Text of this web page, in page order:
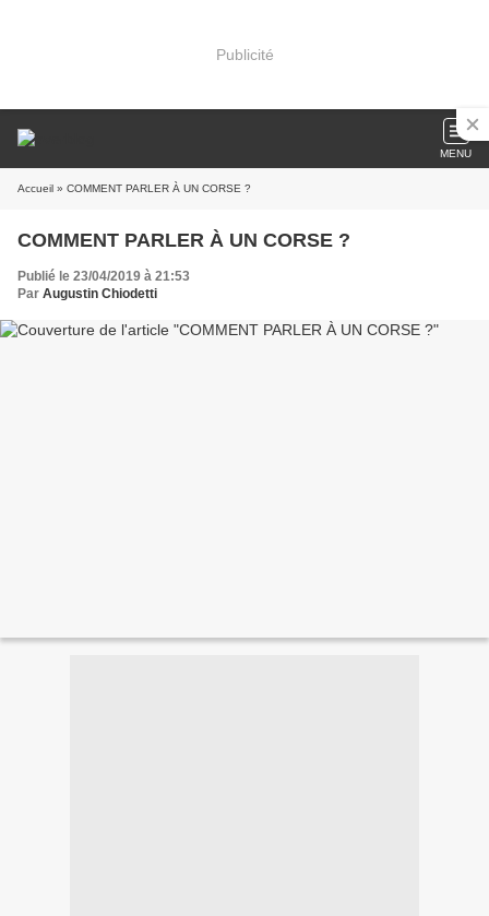
Publicité
MENU
Accueil » COMMENT PARLER À UN CORSE ?
COMMENT PARLER À UN CORSE ?
Publié le 23/04/2019 à 21:53
Par Augustin Chiodetti